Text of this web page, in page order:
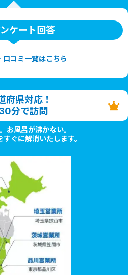
ケート回答
口コミ一覧はこちら
府県対応！
分で訪問
お風呂が沸かない。
ぐに解消いたします。